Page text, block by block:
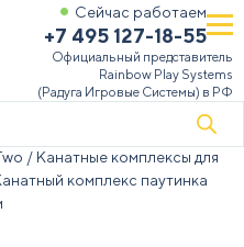
Сейчас работаем
+7 495 127-18-55
Официальный представитель
Rainbow Play Systems
(Радуга Игровые Системы) в РФ
/ Канатные комплексы для
комплекс паутинка